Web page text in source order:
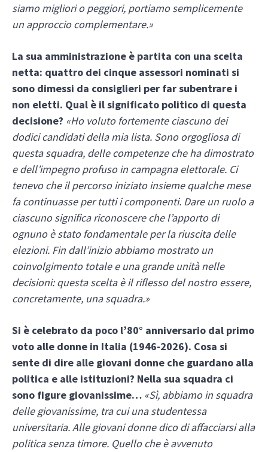
siamo migliori o peggiori, portiamo semplicemente
un approccio complementare.»
La sua amministrazione è partita con una scelta
netta: quattro dei cinque assessori nominati si
sono dimessi da consiglieri per far subentrare i
non eletti. Qual è il significato politico di questa
decisione? «Ho voluto fortemente ciascuno dei
dodici candidati della mia lista. Sono orgogliosa di
questa squadra, delle competenze che ha dimostrato
e dell’impegno profuso in campagna elettorale. Ci
tenevo che il percorso iniziato insieme qualche mese
fa continuasse per tutti i componenti. Dare un ruolo a
ciascuno significa riconoscere che l’apporto di
ognuno è stato fondamentale per la riuscita delle
elezioni. Fin dall’inizio abbiamo mostrato un
coinvolgimento totale e una grande unità nelle
decisioni: questa scelta è il riflesso del nostro essere,
concretamente, una squadra.»
Si è celebrato da poco l’80° anniversario dal primo
voto alle donne in Italia (1946-2026). Cosa si
sente di dire alle giovani donne che guardano alla
politica e alle istituzioni? Nella sua squadra ci
sono figure giovanissime… «Sì, abbiamo in squadra
delle giovanissime, tra cui una studentessa
universitaria. Alle giovani donne dico di affacciarsi alla
politica senza timore. Quello che è avvenuto